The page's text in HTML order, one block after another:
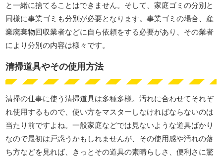
と一緒に捨てることはできません。そして、家庭ゴミの分別と
同様に事業ゴミも分別が必要となります。事業ゴミの場合、産
業廃棄物回収業者などに自ら依頼をする必要があり、その業者
により分別の内容は様々です。
清掃道具やその使用方法
清掃の仕事に使う清掃道具は多種多様。汚れに合わせてそれぞ
れ使用するもので、使い方をマスターしなければならないのは
当たり前ですよね。一般家庭などでは見ないような道具ばかり
なので最初は戸惑うかもしれませんが、その使用感や汚れの落
ち方などを見れば、きっとその道具の素晴らしさ、便利さに驚